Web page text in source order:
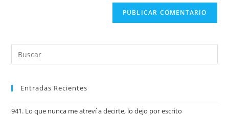
Entradas Recientes
941. Lo que nunca me atreví a decirte, lo dejo por escrito